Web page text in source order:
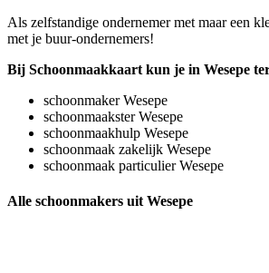
Als zelfstandige ondernemer met maar een
met je buur-ondernemers!
Bij Schoonmaakkaart kun je in Wesepe
schoonmaker Wesepe
schoonmaakster Wesepe
schoonmaakhulp Wesepe
schoonmaak zakelijk Wesepe
schoonmaak particulier Wesepe
Alle schoonmakers uit Wesepe